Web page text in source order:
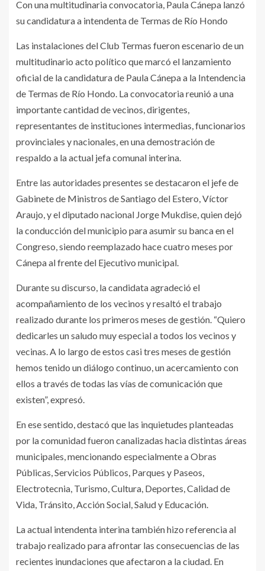
Con una multitudinaria convocatoria, Paula Cánepa lanzó
su candidatura a intendenta de Termas de Río Hondo
Las instalaciones del Club Termas fueron escenario de un
multitudinario acto político que marcó el lanzamiento
oficial de la candidatura de Paula Cánepa a la Intendencia
de Termas de Río Hondo. La convocatoria reunió a una
importante cantidad de vecinos, dirigentes,
representantes de instituciones intermedias, funcionarios
provinciales y nacionales, en una demostración de
respaldo a la actual jefa comunal interina.
Entre las autoridades presentes se destacaron el jefe de
Gabinete de Ministros de Santiago del Estero, Víctor
Araujo, y el diputado nacional Jorge Mukdise, quien dejó
la conducción del municipio para asumir su banca en el
Congreso, siendo reemplazado hace cuatro meses por
Cánepa al frente del Ejecutivo municipal.
Durante su discurso, la candidata agradeció el
acompañamiento de los vecinos y resaltó el trabajo
realizado durante los primeros meses de gestión. “Quiero
dedicarles un saludo muy especial a todos los vecinos y
vecinas. A lo largo de estos casi tres meses de gestión
hemos tenido un diálogo continuo, un acercamiento con
ellos a través de todas las vías de comunicación que
existen”, expresó.
En ese sentido, destacó que las inquietudes planteadas
por la comunidad fueron canalizadas hacia distintas áreas
municipales, mencionando especialmente a Obras
Públicas, Servicios Públicos, Parques y Paseos,
Electrotecnia, Turismo, Cultura, Deportes, Calidad de
Vida, Tránsito, Acción Social, Salud y Educación.
La actual intendenta interina también hizo referencia al
trabajo realizado para afrontar las consecuencias de las
recientes inundaciones que afectaron a la ciudad. En